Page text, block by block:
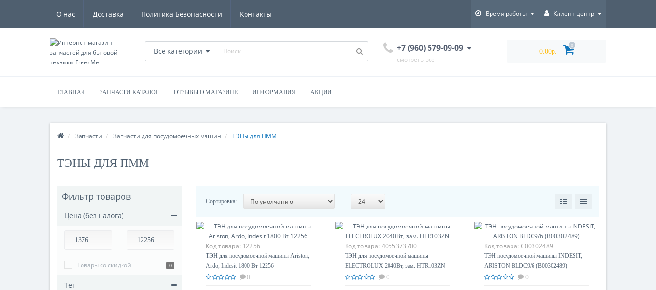
О нас Доставка Политика Безопасности Контакты Время работы Клиент-центр
Все категории +7 (960) 579-09-09
смотреть все
0.00р.
0
ГЛАВНАЯ ЗАПЧАСТИ КАТАЛОГ ОТЗЫВЫ О МАГАЗИНЕ ИНФОРМАЦИЯ АКЦИИ
Запчасти Запчасти для посудомоечных машин ТЭНы для ПММ
ТЭНЫ ДЛЯ ПММ
Фильтр товаров
Цена (без налога)
Товары со скидкой 0
Тег
Сортировка:
Код товара: 12256
ТЭН для посудомоечной машины Ariston,
Ardo, Indesit 1800 Вт 12256
0
Код товара: 4055373700
ТЭН для посудомоечной машины
ELECTROLUX 2040Вт, зам. HTR103ZN
0
Код товара: C00302489
ТЭН посудомоечной машины INDESIT,
ARISTON BLDC9/6 (B00302489)
0